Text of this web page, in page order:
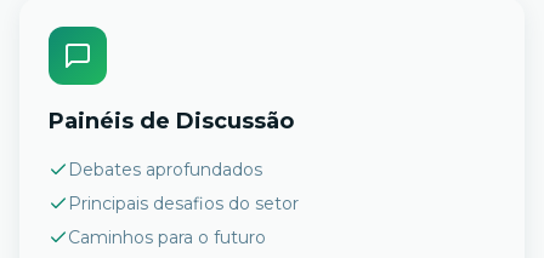
Painéis de Discussão
Debates aprofundados
Principais desafios do setor
Caminhos para o futuro